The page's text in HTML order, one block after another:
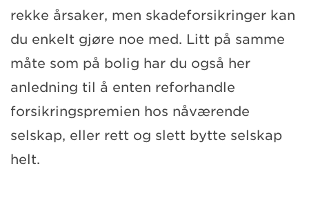
rekke årsaker, men skadeforsikringer kan
du enkelt gjøre noe med. Litt på samme
måte som på bolig har du også her
anledning til å enten reforhandle
forsikringspremien hos nåværende
selskap, eller rett og slett bytte selskap
helt.